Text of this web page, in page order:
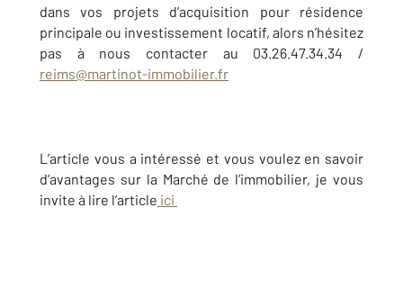
dans vos projets d’acquisition pour résidence
principale ou investissement locatif, alors n’hésitez
pas à nous contacter au 03.26.47.34.34 /
reims@martinot-immobilier.fr
L’article vous a intéressé et vous voulez en savoir
d’avantages sur la Marché de l’immobilier, je vous
invite à lire l’article ici